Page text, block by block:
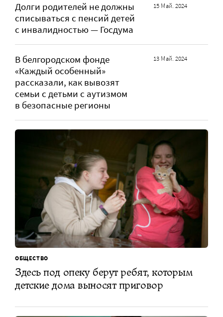
Долги родителей не должны
списываться с пенсий детей
с инвалидностью — Госдума
15 Май. 2024
В белгородском фонде
«Каждый особенный»
рассказали, как вывозят
семьи с детьми с аутизмом
в безопасные регионы
13 Май. 2024
ОБЩЕСТВО
Здесь под опеку берут ребят, которым
детские дома выносят приговор